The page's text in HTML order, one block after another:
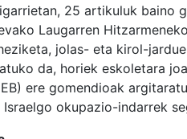
25 artikuluk baino
Laugarren
jolas- eta kirol-
da, horiek eskoletara
ere gomendioak
okupazio-indarrek